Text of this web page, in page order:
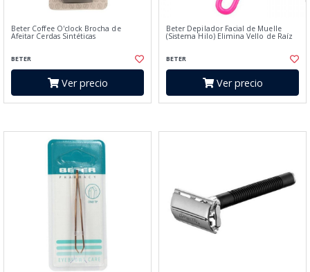
Beter Coffee O'clock Brocha de
Afeitar Cerdas Sintéticas
BETER
Ver precio
Beter Depilador Facial de Muelle
(Sistema Hilo) Elimina Vello de Raíz
BETER
Ver precio